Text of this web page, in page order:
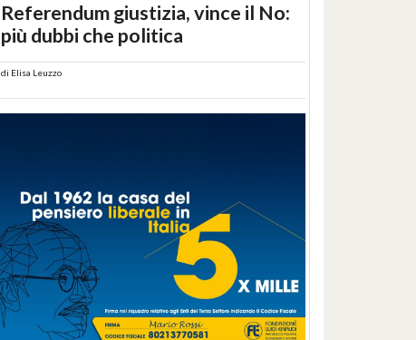
Referendum giustizia, vince il No:
più dubbi che politica
di Elisa Leuzzo